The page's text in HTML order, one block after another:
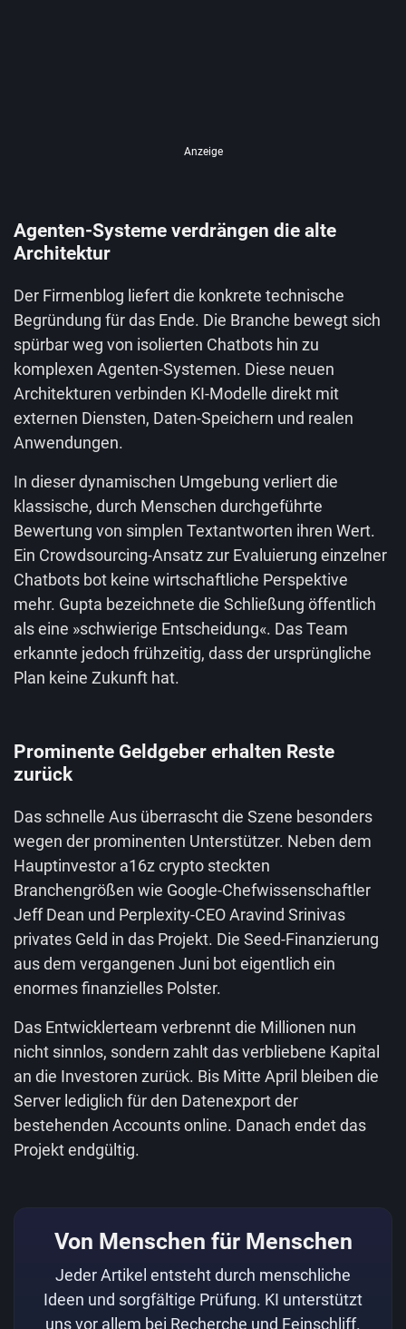
Anzeige
Agenten-Systeme verdrängen die alte
Architektur
Der Firmenblog liefert die konkrete technische
Begründung für das Ende. Die Branche bewegt sich
spürbar weg von isolierten Chatbots hin zu
komplexen Agenten-Systemen. Diese neuen
Architekturen verbinden KI-Modelle direkt mit
externen Diensten, Daten-Speichern und realen
Anwendungen.
In dieser dynamischen Umgebung verliert die
klassische, durch Menschen durchgeführte
Bewertung von simplen Textantworten ihren Wert.
Ein Crowdsourcing-Ansatz zur Evaluierung einzelner
Chatbots bot keine wirtschaftliche Perspektive
mehr. Gupta bezeichnete die Schließung öffentlich
als eine »schwierige Entscheidung«. Das Team
erkannte jedoch frühzeitig, dass der ursprüngliche
Plan keine Zukunft hat.
Prominente Geldgeber erhalten Reste
zurück
Das schnelle Aus überrascht die Szene besonders
wegen der prominenten Unterstützer. Neben dem
Hauptinvestor a16z crypto steckten
Branchengrößen wie Google-Chefwissenschaftler
Jeff Dean und Perplexity-CEO Aravind Srinivas
privates Geld in das Projekt. Die Seed-Finanzierung
aus dem vergangenen Juni bot eigentlich ein
enormes finanzielles Polster.
Das Entwicklerteam verbrennt die Millionen nun
nicht sinnlos, sondern zahlt das verbliebene Kapital
an die Investoren zurück. Bis Mitte April bleiben die
Server lediglich für den Datenexport der
bestehenden Accounts online. Danach endet das
Projekt endgültig.
Von Menschen für Menschen
Jeder Artikel entsteht durch menschliche
Ideen und sorgfältige Prüfung. KI unterstützt
uns vor allem bei Recherche und Feinschliff.